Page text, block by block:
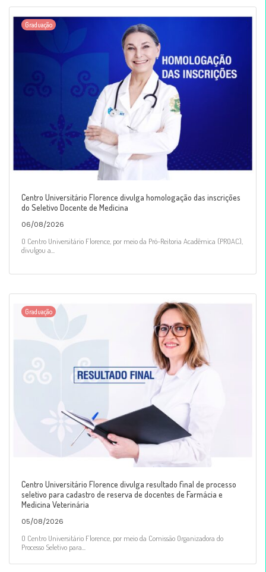
Graduação
Centro Universitário Florence divulga homologação das inscrições
do Seletivo Docente de Medicina
06/08/2026
O Centro Universitário Florence, por meio da Pró-Reitoria Acadêmica (PROAC),
divulgou a...
Graduação
Centro Universitário Florence divulga resultado final de processo
seletivo para cadastro de reserva de docentes de Farmácia e
Medicina Veterinária
05/08/2026
O Centro Universitário Florence, por meio da Comissão Organizadora do
Processo Seletivo para...